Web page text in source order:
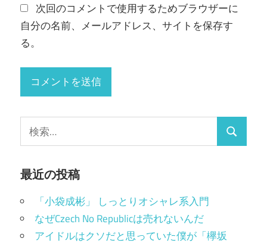
次回のコメントで使用するためブラウザーに
自分の名前、メールアドレス、サイトを保存す
る。
索:
検
最近の投稿
「小袋成彬」 しっとりオシャレ系入門
なぜCzech No Republicは売れないんだ
アイドルはクソだと思っていた僕が「欅坂